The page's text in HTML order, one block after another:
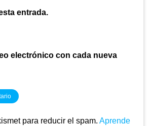
entrada.
electrónico con cada nueva
para reducir el spam. Aprende